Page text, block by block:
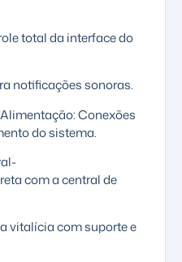
total da interface do
notificações sonoras.
Alimentação: Conexões
do sistema.
com a central de
vitalícia com suporte e